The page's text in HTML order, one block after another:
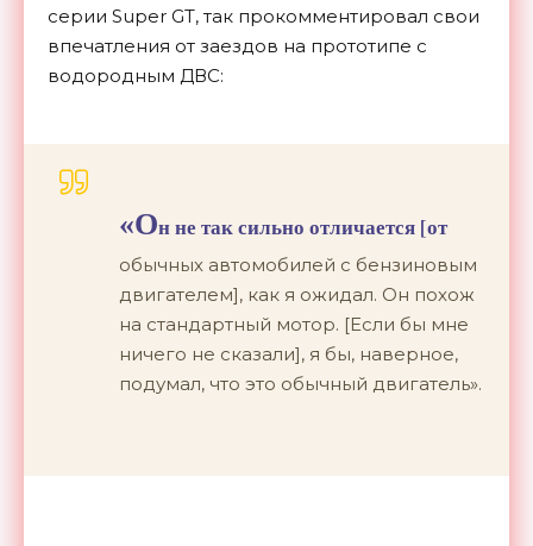
серии Super GT, так прокомментировал свои
впечатления от заездов на прототипе с
водородным ДВС:
«Он не так сильно отличается [от
обычных автомобилей с бензиновым
двигателем], как я ожидал. Он похож
на стандартный мотор. [Если бы мне
ничего не сказали], я бы, наверное,
подумал, что это обычный двигатель».